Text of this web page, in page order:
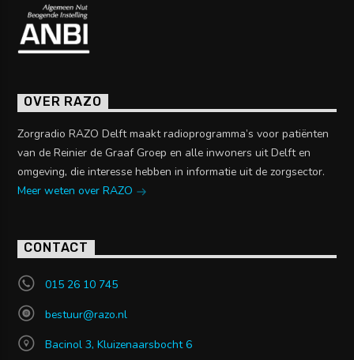
OVER RAZO
Zorgradio RAZO Delft maakt radioprogramma’s voor patiënten
van de Reinier de Graaf Groep en alle inwoners uit Delft en
omgeving, die interesse hebben in informatie uit de zorgsector.
Meer weten over RAZO
CONTACT
015 26 10 745
bestuur@razo.nl
Bacinol 3, Kluizenaarsbocht 6